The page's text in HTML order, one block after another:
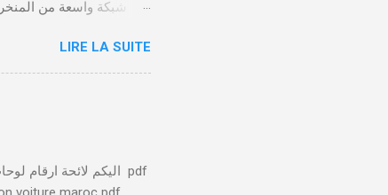
يلعب الصندوق
توفير بيئة عمل صحية
يتم تسليط الضوء
LIRE LA SUITE